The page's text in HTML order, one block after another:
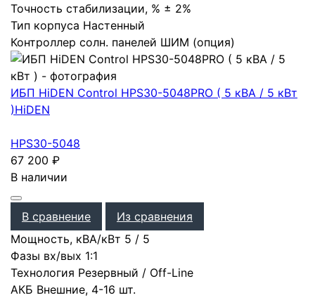
Точность стабилизации, % ± 2%
Тип корпуса Настенный
Контроллер солн. панелей ШИМ (опция)
ИБП HiDEN Control HPS30-5048PRO ( 5 кВА / 5 кВт
)HiDEN
HPS30-5048
67 200 ₽
В наличии
В сравнение
Из сравнения
Мощность, кВА/кВт 5 / 5
Фазы вх/вых 1:1
Технология Резервный / Off-Line
АКБ Внешние, 4-16 шт.